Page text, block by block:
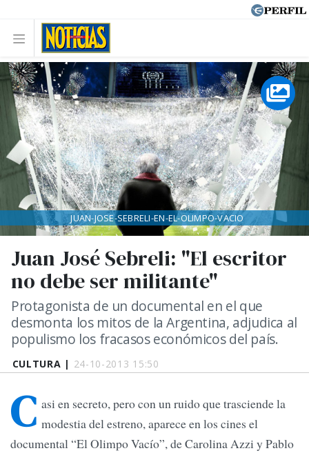
CULTURA | 24-10-2013 15:50
Juan José Sebreli: "El escritor
no debe ser militante"
Protagonista de un documental en el que
desmonta los mitos de la Argentina, adjudica al
populismo los fracasos económicos del país.
JUAN-JOSE-SEBRELI-EN-EL-OLIMPO-VACIO
C asi en secreto, pero con un ruido que trasciende la
modestia del estreno, aparece en los cines el
documental “El Olimpo Vacío”, de Carolina Azzi y Pablo